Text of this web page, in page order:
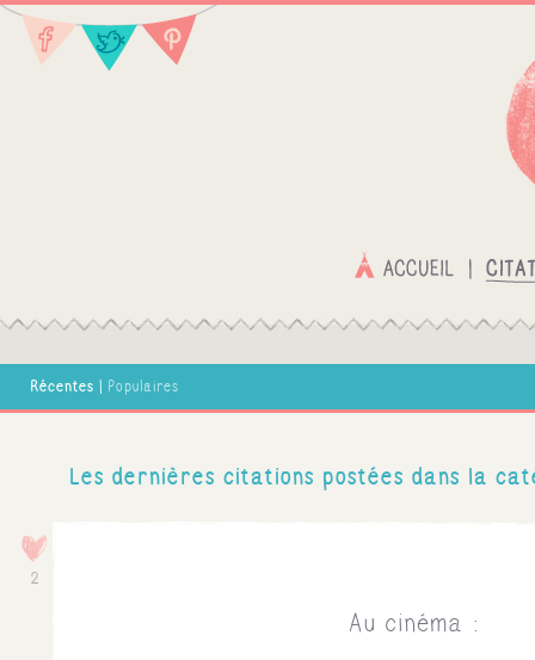
Récentes | Populaires
Les dernières citations postées dans la
Au cinéma :
2